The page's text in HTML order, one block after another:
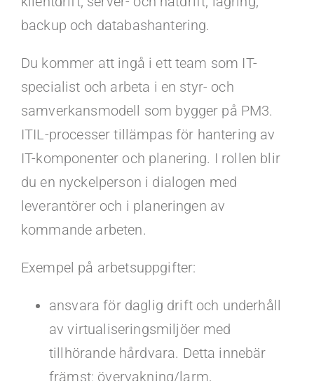
backup och databashantering.
Du kommer att ingå i ett team som IT-
specialist och arbeta i en styr- och
samverkansmodell som bygger på PM3.
ITIL-processer tillämpas för hantering av
IT-komponenter och planering. I rollen blir
du en nyckelperson i dialogen med
leverantörer och i planeringen av
kommande arbeten.
Exempel på arbetsuppgifter:
ansvara för daglig drift och underhåll
av virtualiseringsmiljöer med
tillhörande hårdvara. Detta innebär
främst: övervakning/larm,